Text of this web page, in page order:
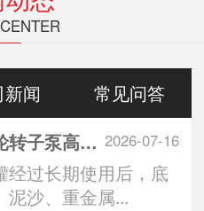
闻 常见问答
2026-07-16
罐底油泥难抽吸？凸轮转子泵高效清罐无残留
经过长期使用后，底
泥沙、重金属...